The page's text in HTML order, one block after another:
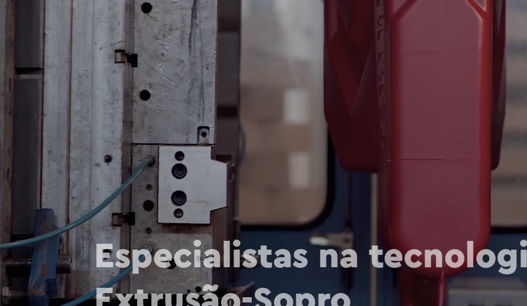
Especialistas na
Extrusão-Sopro